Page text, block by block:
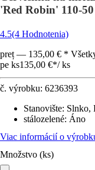
'Red Robin' 110-
4.5(4 Hodnotenia)
preț — 135,00 € *
pe ks135,00 €*/ ks
č. výrobku: 6236393
Stanovište: Slnko,
stálozelené: Áno
Viac informácií o
Množstvo (ks)